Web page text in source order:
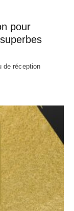
pour
de réception